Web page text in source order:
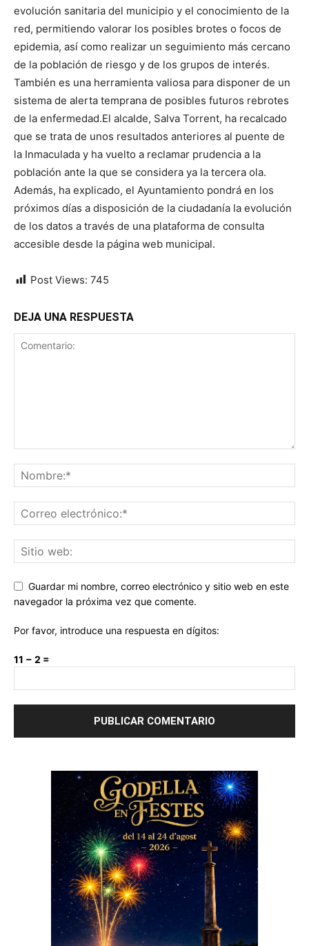
evolución sanitaria del municipio y el conocimiento de la
red, permitiendo valorar los posibles brotes o focos de
epidemia, así como realizar un seguimiento más cercano
de la población de riesgo y de los grupos de interés.
También es una herramienta valiosa para disponer de un
sistema de alerta temprana de posibles futuros rebrotes
de la enfermedad.El alcalde, Salva Torrent, ha recalcado
que se trata de unos resultados anteriores al puente de
la Inmaculada y ha vuelto a reclamar prudencia a la
población ante la que se considera ya la tercera ola.
Además, ha explicado, el Ayuntamiento pondrá en los
próximos días a disposición de la ciudadanía la evolución
de los datos a través de una plataforma de consulta
accesible desde la página web municipal.
Post Views: 745
DEJA UNA RESPUESTA
Guardar mi nombre, correo electrónico y sitio web en este
navegador la próxima vez que comente.
Por favor, introduce una respuesta en dígitos:
11 − 2 =